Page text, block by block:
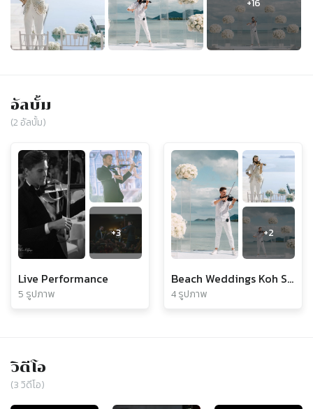
อัลบั้ม
(2 อัลบั้ม)
+3
Live Performance
5 รูปภาพ
+2
Beach Weddings Koh Samui
4 รูปภาพ
วิดีโอ
(3วิดีโอ)